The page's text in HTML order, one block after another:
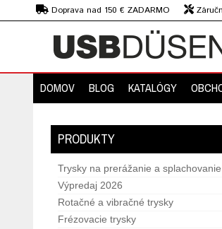
Doprava nad 150 € ZADARMO
strojov
DOMOV BLOG KATALÓGY
PRODUKTY
Trysky na prerážanie a splachovanie
Výpredaj 2026
Rotačné a vibračné trysky
Frézovacie trysky